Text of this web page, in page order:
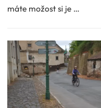
máte možost si je …